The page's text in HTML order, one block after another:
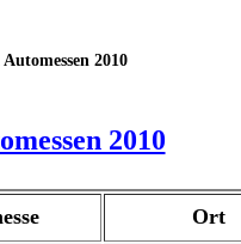
2010
2010
Ort